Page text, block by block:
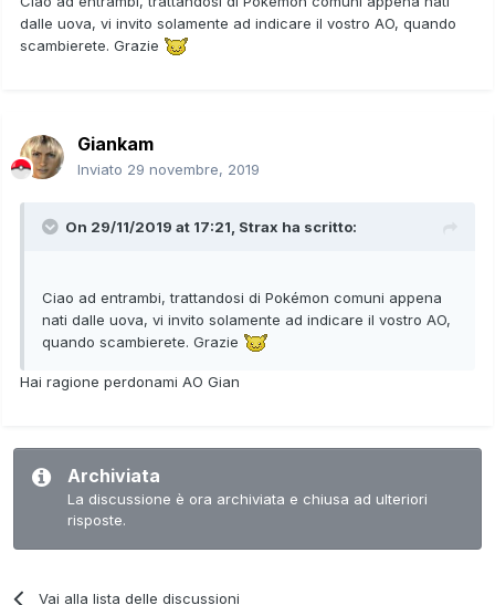
dalle uova, vi invito solamente ad indicare il vostro AO, quando
scambierete. Grazie
Giankam
Inviato 29 novembre, 2019
On 29/11/2019 at 17:21, Strax ha scritto:
Ciao ad entrambi, trattandosi di Pokémon comuni appena
nati dalle uova, vi invito solamente ad indicare il vostro AO,
quando scambierete. Grazie
Hai ragione perdonami AO Gian
Archiviata
La discussione è ora archiviata e chiusa ad ulteriori
risposte.
Vai alla lista delle discussioni